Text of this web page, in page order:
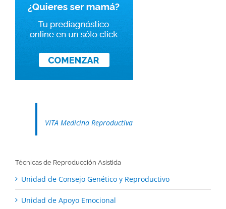
VITA Medicina Reproductiva
Técnicas de Reproducción Asistida
Unidad de Consejo Genético y Reproductivo
Unidad de Apoyo Emocional